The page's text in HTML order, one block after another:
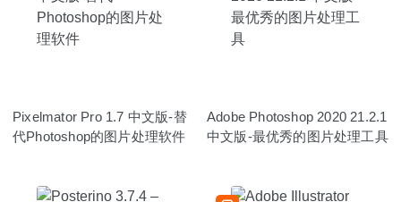
Pixelmator Pro 1.7 中文版-替
代Photoshop的图片处理软件
Adobe Photoshop 2020 21.2.1
中文版-最优秀的图片处理工具